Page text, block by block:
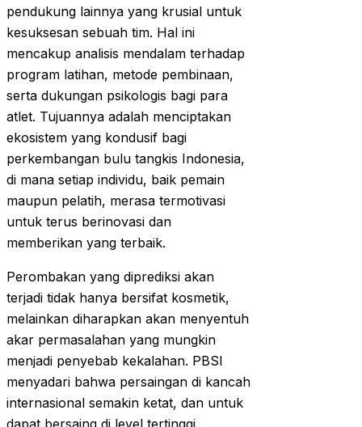
pendukung lainnya yang krusial untuk
kesuksesan sebuah tim. Hal ini
mencakup analisis mendalam terhadap
program latihan, metode pembinaan,
serta dukungan psikologis bagi para
atlet. Tujuannya adalah menciptakan
ekosistem yang kondusif bagi
perkembangan bulu tangkis Indonesia,
di mana setiap individu, baik pemain
maupun pelatih, merasa termotivasi
untuk terus berinovasi dan
memberikan yang terbaik.
Perombakan yang diprediksi akan
terjadi tidak hanya bersifat kosmetik,
melainkan diharapkan akan menyentuh
akar permasalahan yang mungkin
menjadi penyebab kekalahan. PBSI
menyadari bahwa persaingan di kancah
internasional semakin ketat, dan untuk